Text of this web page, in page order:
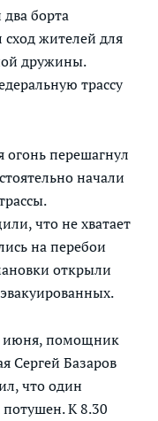
борта
жителей для
дружины.
трассу
огонь перешагнул
начали
что не хватает
на перебои
открыли
июня, помощник
Сергей Базаров
что один
потушен. К 8.30